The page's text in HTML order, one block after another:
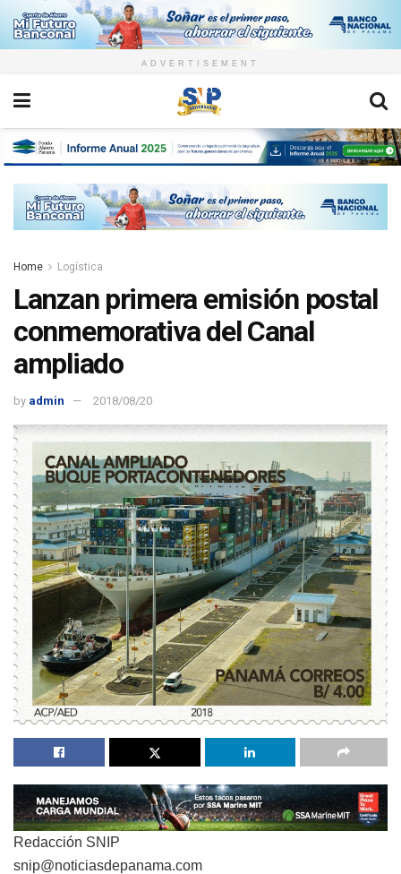
ADVERTISEMENT
Home Logística
Lanzan primera emisión postal
conmemorativa del Canal
ampliado
by admin 2018/08/20
Redacción SNIP
snip@noticiasdepanama.com